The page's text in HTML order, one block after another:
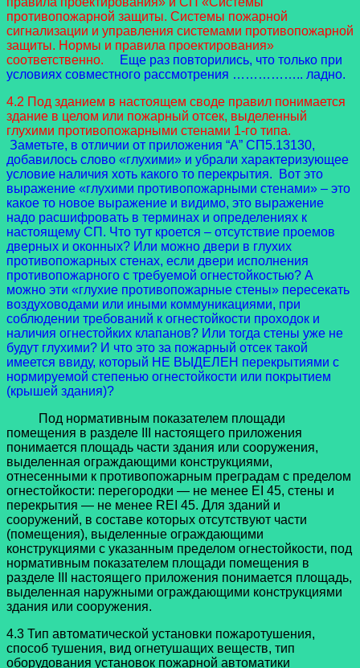
противопожарной защиты. Системы пожарной
сигнализации и управления системами противопожарной
защиты. Нормы и правила проектирования»
соответственно.
Еще раз повторились, что только при
условиях совместного рассмотрения …………….. ладно.
4.2 Под зданием в настоящем своде правил понимается
здание в целом или пожарный отсек, выделенный
глухими противопожарными стенами 1-го типа.
Заметьте, в отличии от приложения “А” СП5.13130,
добавилось слово «глухими» и убрали характеризующее
условие наличия хоть какого то перекрытия. Вот это
выражение «глухими противопожарными стенами» – это
какое то новое выражение и видимо, это выражение
надо расшифровать в терминах и определениях к
настоящему СП. Что тут кроется – отсутствие проемов
дверных и оконных? Или можно двери в глухих
противопожарных стенах, если двери исполнения
противопожарного с требуемой огнестойкостью? А
можно эти «глухие противопожарные стены» пересекать
воздуховодами или иными коммуникациями, при
соблюдении требований к огнестойкости проходок и
наличия огнестойких клапанов? Или тогда стены уже не
будут глухими? И что это за пожарный отсек такой
имеется ввиду, который НЕ ВЫДЕЛЕН перекрытиями с
нормируемой степенью огнестойкости или покрытием
(крышей здания)?
Под нормативным показателем площади
помещения в разделе III настоящего приложения
понимается площадь части здания или сооружения,
выделенная ограждающими конструкциями,
отнесенными к противопожарным преградам с пределом
огнестойкости: перегородки — не менее EI 45, стены и
перекрытия — не менее REI 45. Для зданий и
сооружений, в составе которых отсутствуют части
(помещения), выделенные ограждающими
конструкциями с указанным пределом огнестойкости, под
нормативным показателем площади помещения в
разделе III настоящего приложения понимается площадь,
выделенная наружными ограждающими конструкциями
здания или сооружения.
4.3 Тип автоматической установки пожаротушения,
способ тушения, вид огнетушащих веществ, тип
оборудования установок пожарной автоматики